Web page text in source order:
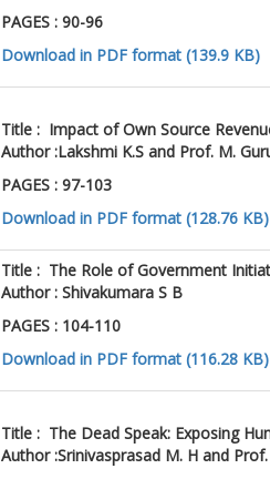
PAGES : 90-96
Download in PDF format (139.9 KB)
Title : Impact of Own Source
Author :Lakshmi K.S and Prof. M.
PAGES : 97-103
Download in PDF format (128.76 KB)
Title : The Role of Government
Author : Shivakumara S B
PAGES : 104-110
Download in PDF format (116.28 KB)
Title : The Dead Speak: Exposing
Author :Srinivasprasad M. H and